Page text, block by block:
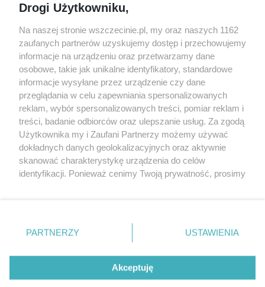
targi
Wernisaże
Więcej
Specjalny koncert z okazji
20. urodzin portalu
wSzczecinie.pl
Regulamin konkursów
śniadaniówka "Hej
Szczecin! Jest piątek!"
Partnerzy
Praca Szczecin
© 2026 wSzczecinie.pl
Created by GOD
Drogi Użytkowniku,
Na naszej stronie wszczecinie.pl, my oraz naszych 1162
zaufanych partnerów uzyskujemy dostęp i przechowujemy
informacje na urządzeniu oraz przetwarzamy dane
osobowe, takie jak unikalne identyfikatory, standardowe
informacje wysyłane przez urządzenie czy dane
przeglądania w celu zapewniania spersonalizowanych
reklam, wybór spersonalizowanych treści, pomiar reklam i
treści, badanie odbiorców oraz ulepszanie usług. Za zgodą
Użytkownika my i Zaufani Partnerzy możemy używać
dokładnych danych geolokalizacyjnych oraz aktywnie
skanować charakterystykę urządzenia do celów
identyfikacji. Ponieważ cenimy Twoją prywatność, prosimy
prywatności znajdujący się w lewym dolnym rogu strony
. Niektóre rodzaje przetwarzania danych nie wymagają
takiemu przetwarzaniu. Preferencje będą miały
zastosowania tylko na tej witrynie.
PARTNERZY USTAWIENIA
Akceptuję